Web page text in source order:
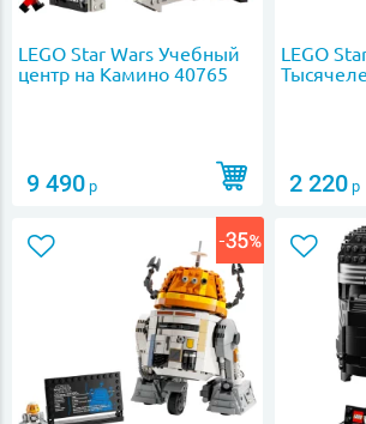
LEGO Star Wars Учебный
центр на Камино 40765
9 490 р
LEGO
2 220 р